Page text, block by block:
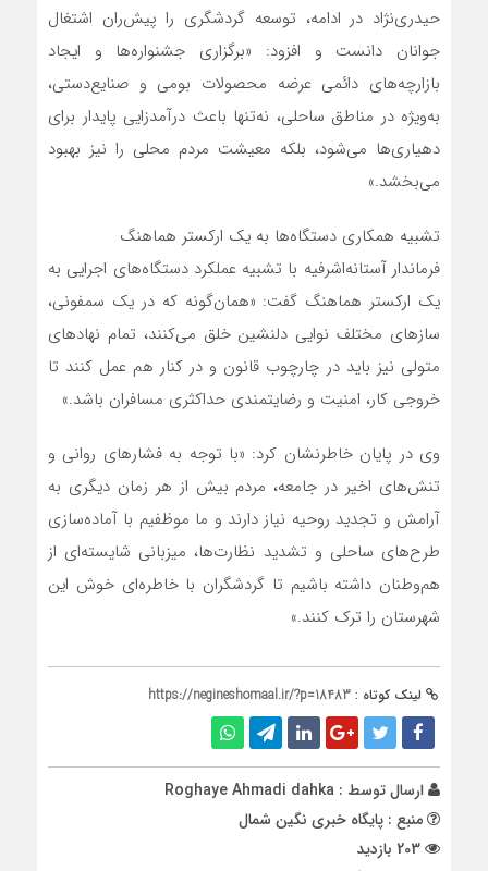
حیدری‌نژاد در ادامه، توسعه گردشگری را پیش‌ران اشتغال
جوانان دانست و افزود: «برگزاری جشنواره‌ها و ایجاد
بازارچه‌های دائمی عرضه محصولات بومی و صنایع‌دستی،
به‌ویژه در مناطق ساحلی، نه‌تنها باعث درآمدزایی پایدار برای
دهیاری‌ها می‌شود، بلکه معیشت مردم محلی را نیز بهبود
می‌بخشد.»
تشبیه همکاری دستگاه‌ها به یک ارکستر هماهنگ
فرماندار آستانه‌اشرفیه با تشبیه عملکرد دستگاه‌های اجرایی به
یک ارکستر هماهنگ گفت: «همان‌گونه که در یک سمفونی،
سازهای مختلف نوایی دلنشین خلق می‌کنند، تمام نهادهای
متولی نیز باید در چارچوب قانون و در کنار هم عمل کنند تا
خروجی کار، امنیت و رضایتمندی حداکثری مسافران باشد.»
وی در پایان خاطرنشان کرد: «با توجه به فشارهای روانی و
تنش‌های اخیر در جامعه، مردم بیش از هر زمان دیگری به
آرامش و تجدید روحیه نیاز دارند و ما موظفیم با آماده‌سازی
طرح‌های ساحلی و تشدید نظارت‌ها، میزبانی شایسته‌ای از
هم‌وطنان داشته باشیم تا گردشگران با خاطره‌ای خوش این
شهرستان را ترک کنند.»
لینک کوتاه : https://negineshomaal.ir/?p=18483
ارسال توسط : Roghaye Ahmadi dahka
منبع : پایگاه خبری نگین شمال